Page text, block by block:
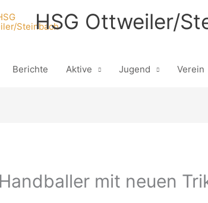
HSG Ottweiler/
Berichte Aktive Jugend Verein
mit neuen